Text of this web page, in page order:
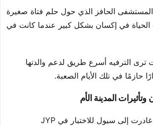
الحافز الذي حول حلم فتاة صغيرة
في إكسان بشكل كبير عندما كانت في
ترى الترفيه أسرع طريق لدعم والدتها
حازمًا في تلك الأيام الصعبة.
المدينة الأم
في الرابعة عشرة، غادرت إلى سيول للاختبار في JYP